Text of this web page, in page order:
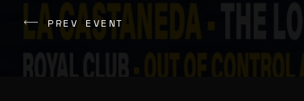
PREV EVENT